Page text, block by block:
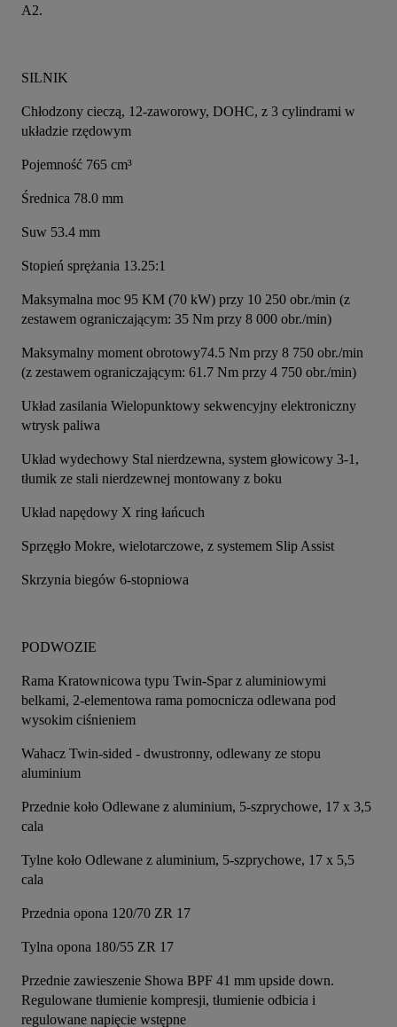
A2.
SILNIK
Chłodzony cieczą, 12-zaworowy, DOHC, z 3 cylindrami w
układzie rzędowym
Pojemność 765 cm³
Średnica 78.0 mm
Suw 53.4 mm
Stopień sprężania 13.25:1
Maksymalna moc 95 KM (70 kW) przy 10 250 obr./min (z
zestawem ograniczającym: 35 Nm przy 8 000 obr./min)
Maksymalny moment obrotowy74.5 Nm przy 8 750 obr./min
(z zestawem ograniczającym: 61.7 Nm przy 4 750 obr./min)
Układ zasilania Wielopunktowy sekwencyjny elektroniczny
wtrysk paliwa
Układ wydechowy Stal nierdzewna, system głowicowy 3-1,
tłumik ze stali nierdzewnej montowany z boku
Układ napędowy X ring łańcuch
Sprzęgło Mokre, wielotarczowe, z systemem Slip Assist
Skrzynia biegów 6-stopniowa
PODWOZIE
Rama Kratownicowa typu Twin-Spar z aluminiowymi
belkami, 2-elementowa rama pomocnicza odlewana pod
wysokim ciśnieniem
Wahacz Twin-sided - dwustronny, odlewany ze stopu
aluminium
Przednie koło Odlewane z aluminium, 5-szprychowe, 17 x 3,5
cala
Tylne koło Odlewane z aluminium, 5-szprychowe, 17 x 5,5
cala
Przednia opona 120/70 ZR 17
Tylna opona 180/55 ZR 17
Przednie zawieszenie Showa BPF 41 mm upside down.
Regulowane tłumienie kompresji, tłumienie odbicia i
regulowane napięcie wstępne